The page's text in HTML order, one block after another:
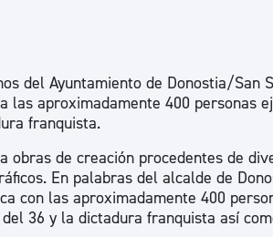
del Ayuntamiento de Donostia/San
las aproximadamente 400 personas
franquista.
obras de creación procedentes de
En palabras del alcalde de
con las aproximadamente 400
36 y la dictadura franquista así